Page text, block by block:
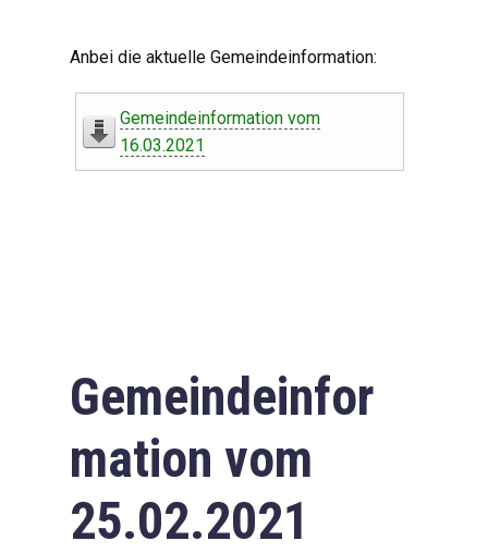
Leben in Oberdorf
Downloads
Impressum
Datenschutzerklärung
Anbei die aktuelle Gemeindeinformation:
Gemeindeinformation vom
16.03.2021
Gemeindeinfor
mation vom
25.02.2021